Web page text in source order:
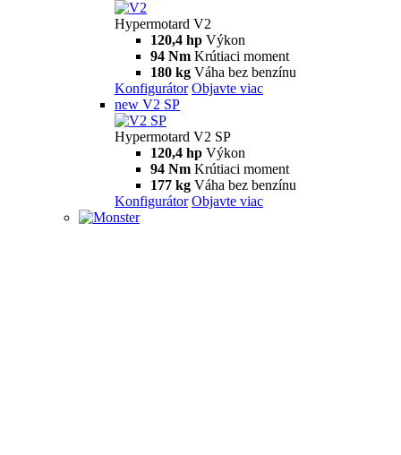
Hypermotard V2
120,4 hp Výkon
94 Nm Krútiaci moment
180 kg Váha bez benzínu
Konfigurátor Objavte viac
new V2 SP
Hypermotard V2 SP
120,4 hp Výkon
94 Nm Krútiaci moment
177 kg Váha bez benzínu
Konfigurátor Objavte viac